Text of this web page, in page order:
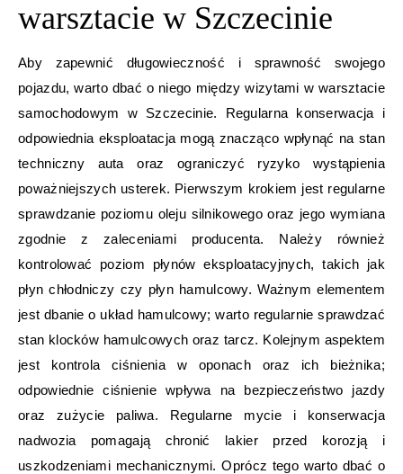
warsztacie w Szczecinie
Aby zapewnić długowieczność i sprawność swojego
pojazdu, warto dbać o niego między wizytami w warsztacie
samochodowym w Szczecinie. Regularna konserwacja i
odpowiednia eksploatacja mogą znacząco wpłynąć na stan
techniczny auta oraz ograniczyć ryzyko wystąpienia
poważniejszych usterek. Pierwszym krokiem jest regularne
sprawdzanie poziomu oleju silnikowego oraz jego wymiana
zgodnie z zaleceniami producenta. Należy również
kontrolować poziom płynów eksploatacyjnych, takich jak
płyn chłodniczy czy płyn hamulcowy. Ważnym elementem
jest dbanie o układ hamulcowy; warto regularnie sprawdzać
stan klocków hamulcowych oraz tarcz. Kolejnym aspektem
jest kontrola ciśnienia w oponach oraz ich bieżnika;
odpowiednie ciśnienie wpływa na bezpieczeństwo jazdy
oraz zużycie paliwa. Regularne mycie i konserwacja
nadwozia pomagają chronić lakier przed korozją i
uszkodzeniami mechanicznymi. Oprócz tego warto dbać o